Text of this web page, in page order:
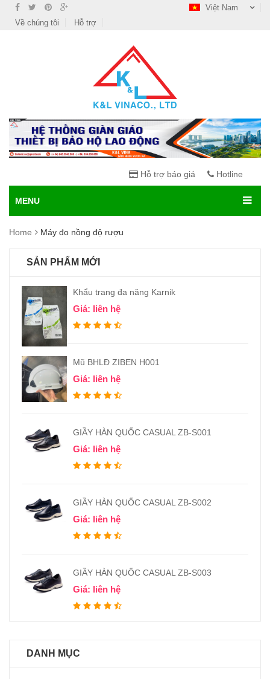
Việt Nam
Về chúng tôi
Hỗ trợ
Hỗ trợ báo giá Hotline
MENU
Home Máy đo nồng độ rượu
SẢN PHẨM MỚI
Khẩu trang đa năng Karnik
Giá: liên hệ
Mũ BHLĐ ZIBEN H001
Giá: liên hệ
GIẦY HÀN QUỐC CASUAL ZB-S001
Giá: liên hệ
GIẦY HÀN QUỐC CASUAL ZB-S002
Giá: liên hệ
GIẦY HÀN QUỐC CASUAL ZB-S003
Giá: liên hệ
DANH MỤC